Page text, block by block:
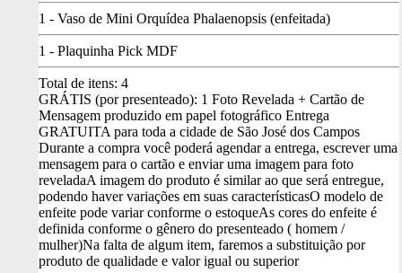
1 - Vaso de Mini Orquídea Phalaenopsis (enfeitada)
1 - Plaquinha Pick MDF
Total de itens: 4
GRÁTIS (por presenteado): 1 Foto Revelada + Cartão de
Mensagem produzido em papel fotográfico Entrega
GRATUITA para toda a cidade de São José dos Campos
Durante a compra você poderá agendar a entrega, escrever uma
mensagem para o cartão e enviar uma imagem para foto
reveladaA imagem do produto é similar ao que será entregue,
podendo haver variações em suas característicasO modelo de
enfeite pode variar conforme o estoqueAs cores do enfeite é
definida conforme o gênero do presenteado ( homem /
mulher)Na falta de algum item, faremos a substituição por
produto de qualidade e valor igual ou superior